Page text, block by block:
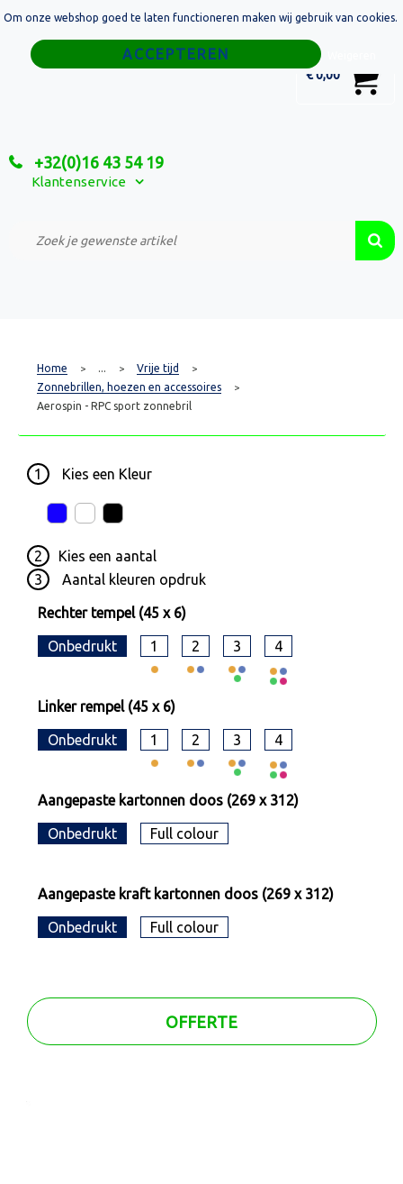
€ 0,00
+32(0)16 43 54 19
Klantenservice
Home
Relatiegeschenken
Custom Made Projecten
Home > ... > Vrije tijd >
Zonnebrillen, hoezen en accessoires >
Aerospin - RPC sport zonnebril
1 Kies een Kleur
2 Kies een aantal
3
Aantal kleuren opdruk
Rechter tempel (45 x 6)
Onbedrukt 1 2 3 4
Linker rempel (45 x 6)
Onbedrukt 1 2 3 4
Aangepaste kartonnen doos (269 x 312)
Onbedrukt Full colour
Aangepaste kraft kartonnen doos (269 x 312)
Onbedrukt Full colour
OFFERTE
Om onze webshop goed te laten functioneren maken wij gebruik van cookies.